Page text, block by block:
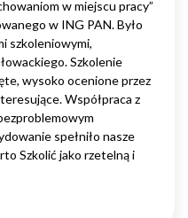
w miejscu pracy”
w ING PAN. Było
szkoleniowymi,
Szkolenie
wysoko ocenione przez
Współpraca z
spełniło nasze
Szkolić jako rzetelną i